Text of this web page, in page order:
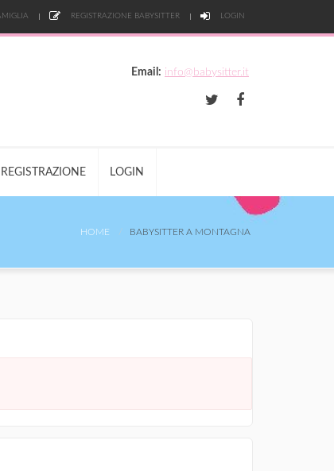
REGISTRAZIONE BABYSITTER LOGIN
Email: info@babysitter.it
LOGIN
HOME BABYSITTER A MONTAGNA